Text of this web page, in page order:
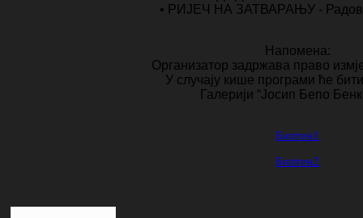
• РИЈЕЧ НА ЗАТВАРАЊУ -
Напомена:
Организатор задржава право
У случају кише програми ће
Галерији “Јосип Бепо
Билтен1
Билтен2